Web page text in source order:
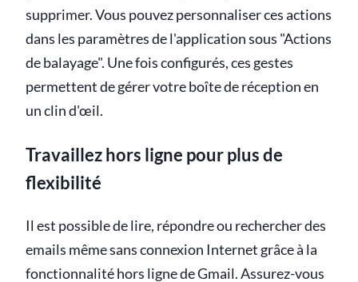
supprimer. Vous pouvez personnaliser ces actions
dans les paramètres de l'application sous "Actions
de balayage". Une fois configurés, ces gestes
permettent de gérer votre boîte de réception en
un clin d'œil.
Travaillez hors ligne pour plus de
flexibilité
Il est possible de lire, répondre ou rechercher des
emails même sans connexion Internet grâce à la
fonctionnalité hors ligne de Gmail. Assurez-vous